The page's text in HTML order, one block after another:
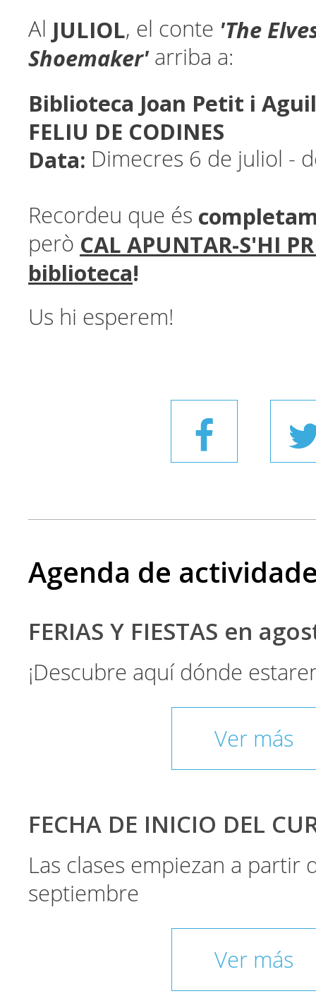
Al JULIOL, el conte 'The
Shoemaker' arriba a:
Biblioteca Joan Petit i
FELIU DE CODINES
Data: Dimecres 6 de juliol -
Recordeu que és
però CAL APUNTAR-S'HI
biblioteca!
Us hi esperem!
Agenda de
FERIAS Y FIESTAS en
¡Descubre aquí dónde
Ver más
FECHA DE INICIO DEL
Las clases empiezan a partir
septiembre
Ver más